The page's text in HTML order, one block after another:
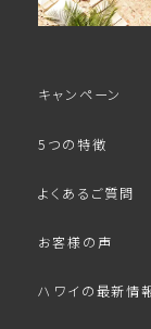
キャンペーン
5つの特徴
よくあるご質問
お客様の声
ハワイの最新情